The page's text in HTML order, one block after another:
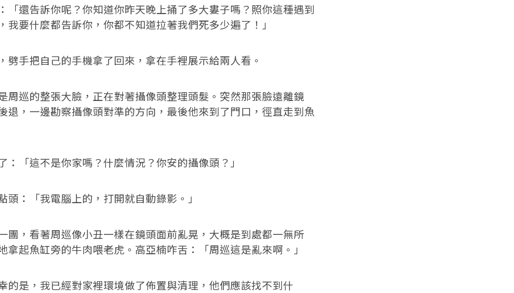
還告訴你呢？你知道你昨天晚上捅了多大婁子嗎？照你這種遇到
我要什麼都告訴你，你都不知道拉著我們死多少遍了！」
手把自己的手機拿了回來，拿在手裡展示給兩人看。
巡的整張大臉，正在對著攝像頭整理頭髮。突然那張臉遠離鏡
退，一邊勘察攝像頭對準的方向，最後他來到了門口，徑直走到魚
「這不是你家嗎？什麼情況？你安的攝像頭？」
：「我電腦上的，打開就自動錄影。」
，看著周巡像小丑一樣在鏡頭面前亂晃，大概是到處都一無所
拿起魚缸旁的牛肉喂老虎。高亞楠咋舌：「周巡這是亂來啊。」
是，我已經對家裡環境做了佈置與清理，他們應該找不到什